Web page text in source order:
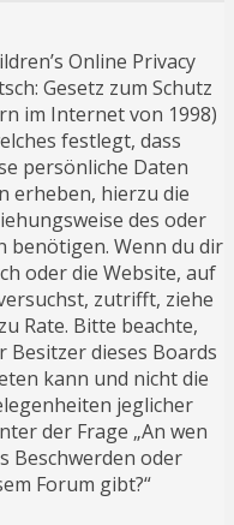
Online Privacy
Gesetz zum Schutz
im Internet von 1998)
festlegt, dass
persönliche Daten
erheben, hierzu die
des oder
benötigen. Wenn du dir
oder die Website, auf
zutrifft, ziehe
Rate. Bitte beachte,
Besitzer dieses Boards
kann und nicht die
jeglicher
der Frage „An wen
Beschwerden oder
Forum gibt?“